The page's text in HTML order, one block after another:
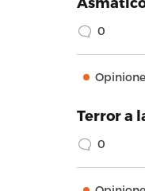
0
Terror a
0